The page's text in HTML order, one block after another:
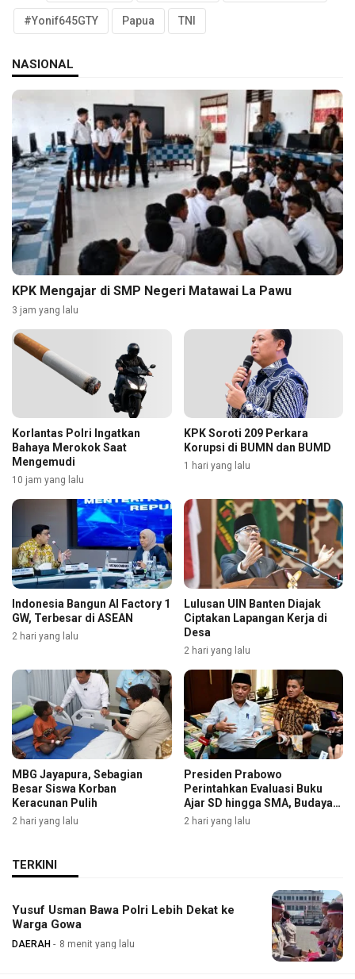
#Yonif645GTY Papua TNI
NASIONAL
KPK Mengajar di SMP Negeri Matawai La Pawu
3 jam yang lalu
Korlantas Polri Ingatkan
Bahaya Merokok Saat
Mengemudi
10 jam yang lalu
KPK Soroti 209 Perkara
Korupsi di BUMN dan BUMD
1 hari yang lalu
Indonesia Bangun AI Factory 1
GW, Terbesar di ASEAN
2 hari yang lalu
Lulusan UIN Banten Diajak
Ciptakan Lapangan Kerja di
Desa
2 hari yang lalu
MBG Jayapura, Sebagian
Besar Siswa Korban
Keracunan Pulih
2 hari yang lalu
Presiden Prabowo
Perintahkan Evaluasi Buku
Ajar SD hingga SMA, Budaya
Membaca Digenjot
2 hari yang lalu
TERKINI
Yusuf Usman Bawa Polri Lebih Dekat ke
Warga Gowa
DAERAH 8 menit yang lalu